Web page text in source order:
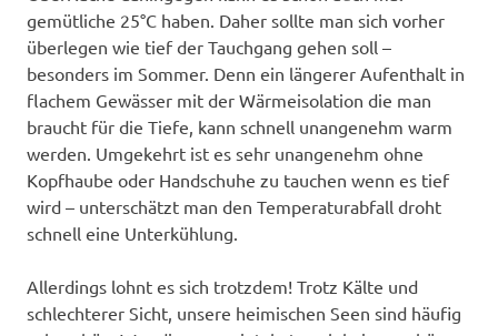
gemütliche 25°C haben. Daher sollte man sich vorher
überlegen wie tief der Tauchgang gehen soll –
besonders im Sommer. Denn ein längerer Aufenthalt in
flachem Gewässer mit der Wärmeisolation die man
braucht für die Tiefe, kann schnell unangenehm warm
werden. Umgekehrt ist es sehr unangenehm ohne
Kopfhaube oder Handschuhe zu tauchen wenn es tief
wird – unterschätzt man den Temperaturabfall droht
schnell eine Unterkühlung.
Allerdings lohnt es sich trotzdem! Trotz Kälte und
schlechterer Sicht, unsere heimischen Seen sind häufig